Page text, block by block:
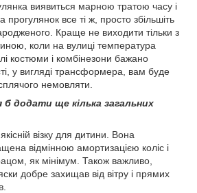
виявиться марною тратою часу і
все ті ж, просто збільшіть
Краще не виходити тільки з
коли на вулиці температура
костюми і комбінезони бажано
у вигляді трансформера, вам буде
немовляти.
б додати ще кілька загальних
візку для дитини. Вона
відмінною амортизацією коліс і
як мінімум. Також важливо,
добре захищав від вітру і прямих